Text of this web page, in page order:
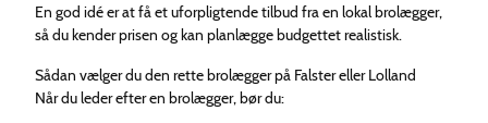
En god idé er at få et uforpligtende tilbud fra en lokal brolægger,
så du kender prisen og kan planlægge budgettet realistisk.
Sådan vælger du den rette brolægger på Falster eller Lolland
Når du leder efter en brolægger, bør du: